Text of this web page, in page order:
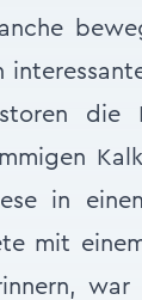
die
in
mit